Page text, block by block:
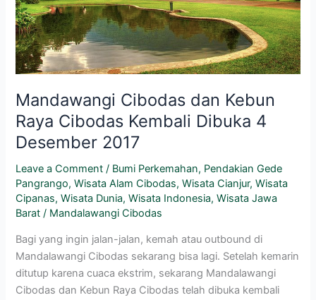
Mandawangi Cibodas dan Kebun
Raya Cibodas Kembali Dibuka 4
Desember 2017
Leave a Comment / Bumi Perkemahan, Pendakian Gede
Pangrango,Wisata Alam Cibodas,Wisata Cianjur,Wisata
Cipanas,Wisata Dunia,Wisata Indonesia,Wisata Jawa
Barat / Mandalawangi Cibodas
Bagi yang ingin jalan-jalan, kemah atau outbound di
Mandalawangi Cibodas sekarang bisa lagi. Setelah kemarin
ditutup karena cuaca ekstrim, sekarang Mandalawangi
Cibodas dan Kebun Raya Cibodas telah dibuka kembali
Kembali
Dibuka
4
Desember
2017